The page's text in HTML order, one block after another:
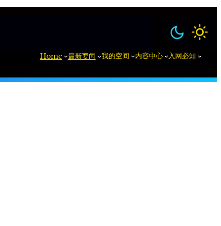
Home 最新要闻 我的空间 内容中心 入网必知